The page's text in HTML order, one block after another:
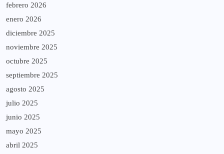
febrero 2026
enero 2026
diciembre 2025
noviembre 2025
octubre 2025
septiembre 2025
agosto 2025
julio 2025
junio 2025
mayo 2025
abril 2025